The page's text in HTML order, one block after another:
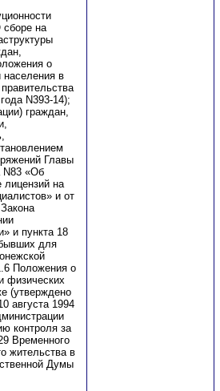
сборе на
о
населения в
N393-14);
граждан,
Главы
N83 «Об
лицензий на
и от
и пункта 18
для
Положения о
физических
(утверждено
августа 1994
контроля за
Временного
жительства в
Думы